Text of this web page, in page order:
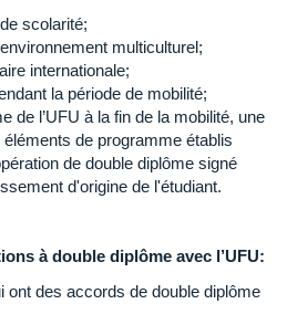
scolarité;
multiculturel;
internationale;
la période de mobilité;
de l’UFU à la fin de la mobilité, une
de programme établis
de double diplôme signé
d'origine de l'étudiant.
à double diplôme avec l’UFU:
ont des accords de double diplôme